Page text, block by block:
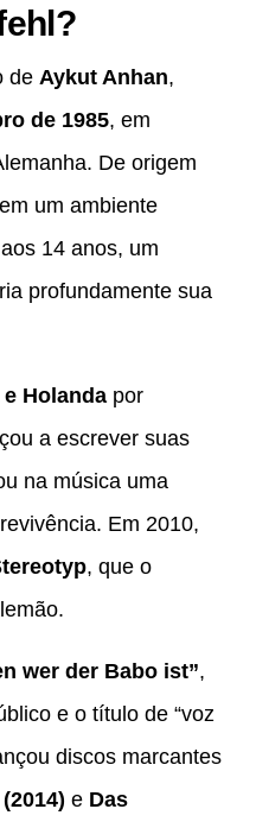
de Aykut Anhan,
de 1985, em
De origem
um ambiente
14 anos, um
profundamente sua
Holanda por
a escrever suas
na música uma
Em 2010,
, que o
wer der Babo ist”,
e o título de “voz
discos marcantes
e Das